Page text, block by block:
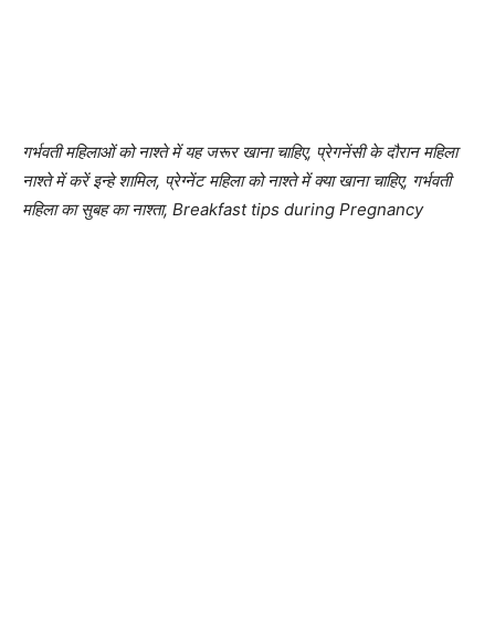
गर्भवती महिलाओं को नाश्ते में यह जरूर खाना चाहिए, प्रेगनेंसी के दौरान महिला
नाश्ते में करें इन्हे शामिल, प्रेग्नेंट महिला को नाश्ते में क्या खाना चाहिए, गर्भवती
महिला का सुबह का नाश्ता, Breakfast tips during Pregnancy